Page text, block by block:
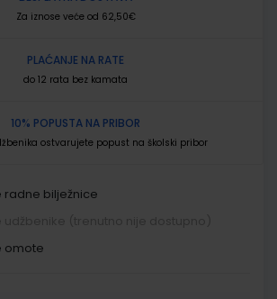
Za iznose veće od 62,50€
PLAĆANJE NA RATE
do 12 rata bez kamata
10% POPUSTA NA PRIBOR
ostvarujete popust na školski pribor
radne bilježnice
omote